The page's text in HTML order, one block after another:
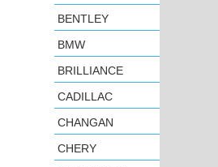
BENTLEY
BMW
BRILLIANCE
CADILLAC
CHANGAN
CHERY